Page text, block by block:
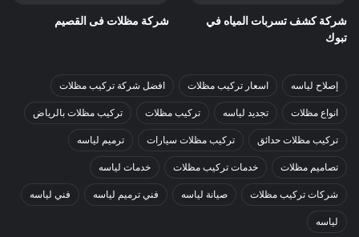
شركة كشف تسربات المياه في
تبوك
شركة مظلات فى القصيم
إصلاح لياسه اسعار تركيب مظلات افضل شركة تركيب مظلات
انواع مظلات تجديد لياسه تركيب مظلات تركيب مظلات بالرياض
تركيب مظلات حدائق تركيب مظلات سيارات ترميم لياسه
تصاميم مظلات خدمات تركيب مظلات خدمات لياسه
شركات تركيب مظلات صيانة لياسه فني ترميم لياسه فني لياسه
لياسه